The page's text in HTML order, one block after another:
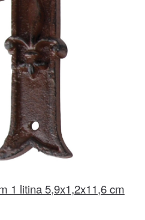
1 litina 5,9x1,2x11,6 cm